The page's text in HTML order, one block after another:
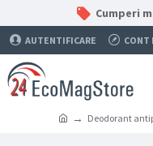
Cumperi
AUTENTIFICARE CONT
Deodorant